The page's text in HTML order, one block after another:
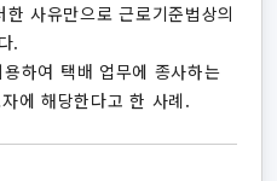
사유만으로 근로기준법상의
.
하여 택배 업무에 종사하는
에 해당한다고 한 사례.